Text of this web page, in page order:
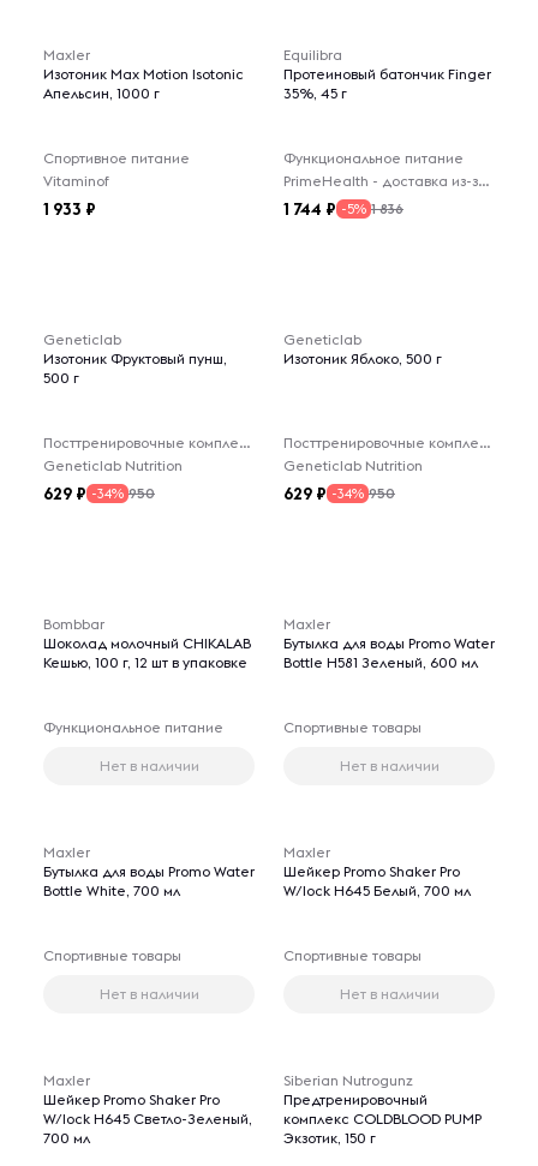
Maxler
Изотоник Max Motion Isotonic
Апельсин, 1000 г
Спортивное питание
Vitaminof
1 933
Equilibra
Протеиновый батончик Finger
35%, 45 г
Функциональное питание
PrimeHealth - доставка из-за рубежа
1 744 -5% 1 836
Geneticlab
Изотоник Фруктовый пунш,
500 г
Посттренировочные комплексы
Geneticlab Nutrition
629 -34% 950
Geneticlab
Изотоник Яблоко, 500 г
Посттренировочные комплексы
Geneticlab Nutrition
629 -34% 950
Bombbar
Шоколад молочный CHIKALAB
Кешью, 100 г, 12 шт в упаковке
Функциональное питание
Нет в наличии
Maxler
Бутылка для воды Promo Water
Bottle H581 Зеленый, 600 мл
Спортивные товары
Нет в наличии
Maxler
Бутылка для воды Promo Water
Bottle White, 700 мл
Спортивные товары
Нет в наличии
Maxler
Шейкер Promo Shaker Pro
W/lock H645 Белый, 700 мл
Спортивные товары
Нет в наличии
Maxler
Шейкер Promo Shaker Pro
W/lock H645 Светло-Зеленый,
700 мл
Siberian Nutrogunz
Предтренировочный
комплекс COLDBLOOD PUMP
Экзотик, 150 г